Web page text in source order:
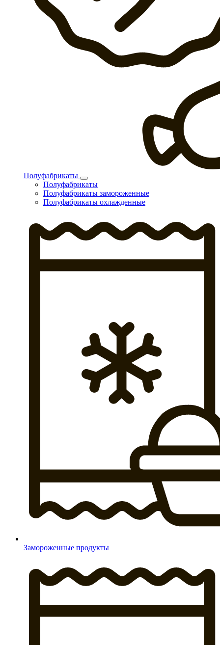
Полуфабрикаты
Полуфабрикаты
Полуфабрикаты замороженные
Полуфабрикаты охлажденные
Замороженные продукты